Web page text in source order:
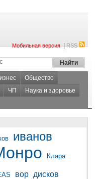
Мобильная версия|RSS
Общество
ЧП
Наука и здоровье
иванов
Клара
вор дисков